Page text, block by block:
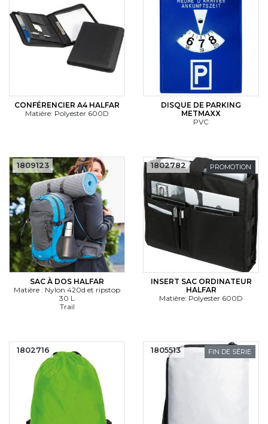
CONFÉRENCIER A4 HALFAR
Matière: Polyester 600D
DISQUE DE PARKING
METMAXX
PVC
SAC À DOS HALFAR
Matière : Nylon 420d et ripstop
30 L
Trail
1809123 PROMOTION
INSERT SAC ORDINATEUR
HALFAR
Matière: Polyester 600D
1802782
1802716 FIN DE SÉRIE
1805513